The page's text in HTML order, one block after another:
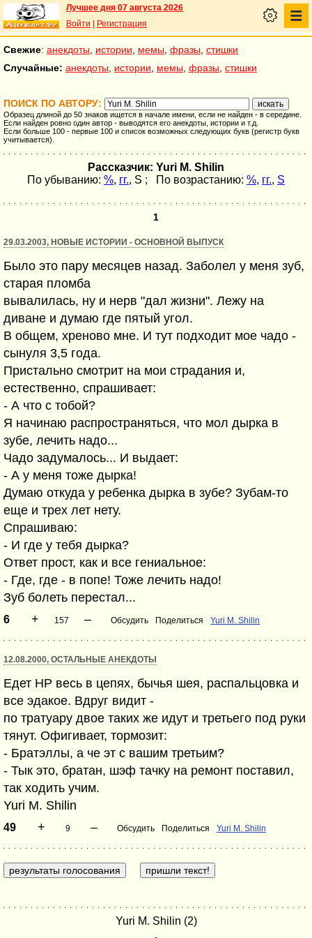
Лучшее дня 07 августа 2026
Войти
Регистрация
Свежие: анекдоты истории мемы фразы стишки
Случайные: анекдоты истории мемы фразы стишки
ПОИСК ПО АВТОРУ:
Образец длиной до 50 знаков ищется в начале имени, если не найден - в середине.
Если найден ровно один автор - выводятся его анекдоты, истории и т.д.
Если больше 100 - первые 100 и список возможных следующих букв (регистр букв
учитывается).
Рассказчик: Yuri M. Shilin
По убыванию: %, гг., S ; По возрастанию: %, гг., S
1
29.03.2003, НОВЫЕ ИСТОРИИ - ОСНОВНОЙ ВЫПУСК
Было это пару месяцев назад. Заболел у меня зуб,
старая пломба
вывалилась, ну и нерв "дал жизни". Лежу на
диване и думаю где пятый угол.
В общем, хреново мне. И тут подходит мое чадо -
сынуля 3,5 года.
Пристально смотрит на мои страдания и,
естественно, спрашивает:
- А что с тобой?
Я начинаю распространяться, что мол дырка в
зубе, лечить надо...
Чадо задумалось... И выдает:
- А у меня тоже дырка!
Думаю откуда у ребенка дырка в зубе? Зубам-то
еще и трех лет нету.
Спрашиваю:
- И где у тебя дырка?
Ответ прост, как и все гениальное:
- Где, где - в попе! Тоже лечить надо!
Зуб болеть перестал...
6 + 157 – Обсудить Поделиться Yuri M. Shilin
12.08.2000, ОСТАЛЬНЫЕ АНЕКДОТЫ
Едет НР весь в цепях, бычья шея, распальцовка и
все эдакое. Вдруг видит -
по тратуару двое таких же идут и третьего под руки
тянут. Офигивает, тормозит:
- Братэллы, а че эт с вашим третьим?
- Тык это, братан, шэф тачку на ремонт поставил,
так ходить учим.
Yuri M. Shilin
49 + 9 – Обсудить Поделиться Yuri M. Shilin
Yuri M. Shilin (2)